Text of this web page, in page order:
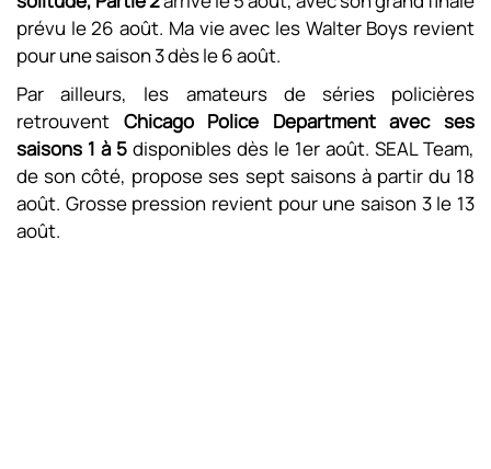
prévu le 26 août. Ma vie avec les Walter Boys revient
pour une saison 3 dès le 6 août.
Par ailleurs, les amateurs de séries policières
retrouvent Chicago Police Department avec ses
saisons 1 à 5 disponibles dès le 1er août. SEAL Team,
de son côté, propose ses sept saisons à partir du 18
août. Grosse pression revient pour une saison 3 le 13
août.